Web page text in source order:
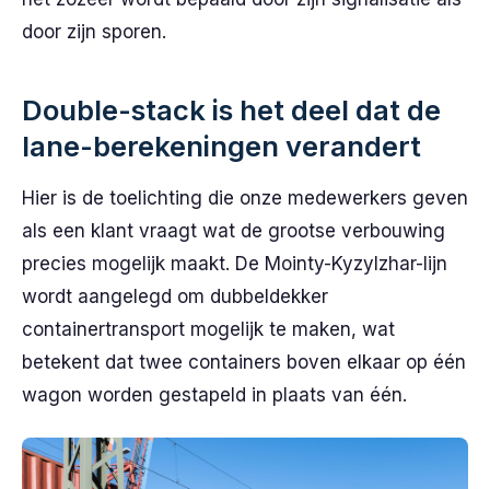
door zijn sporen.
Double-stack is het deel dat de
lane-berekeningen verandert
Hier is de toelichting die onze medewerkers geven
als een klant vraagt wat de grootse verbouwing
precies mogelijk maakt. De Mointy-Kyzylzhar-lijn
wordt aangelegd om dubbeldekker
containertransport mogelijk te maken, wat
betekent dat twee containers boven elkaar op één
wagon worden gestapeld in plaats van één.